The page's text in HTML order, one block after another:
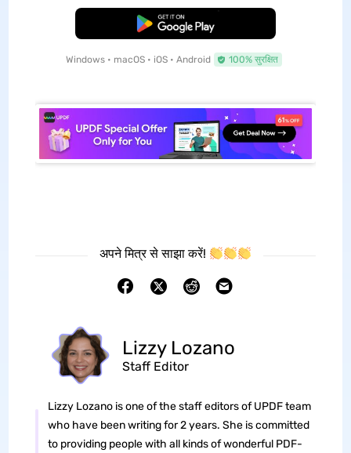
मुफ्त डाउनलोड
Windows • macOS • iOS • Android 100% सुरक्षित
अपने मित्र से साझा करें!
Lizzy Lozano
Staff Editor
Lizzy Lozano is one of the staff editors of UPDF team
who have been writing for 2 years. She is committed
to providing people with all kinds of wonderful PDF-